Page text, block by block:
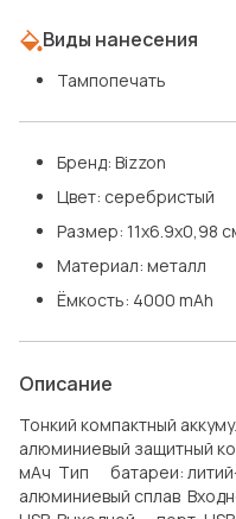
Виды нанесения
Тампопечать
Бренд: Bizzon
Цвет: серебристый
Размер: 11х6.9х0,98
Материал: металл
Ёмкость: 4000 mAh
Описание
Тонкий компактный
алюминиевый защитный
мАч Тип батареи:
алюминиевый сплав